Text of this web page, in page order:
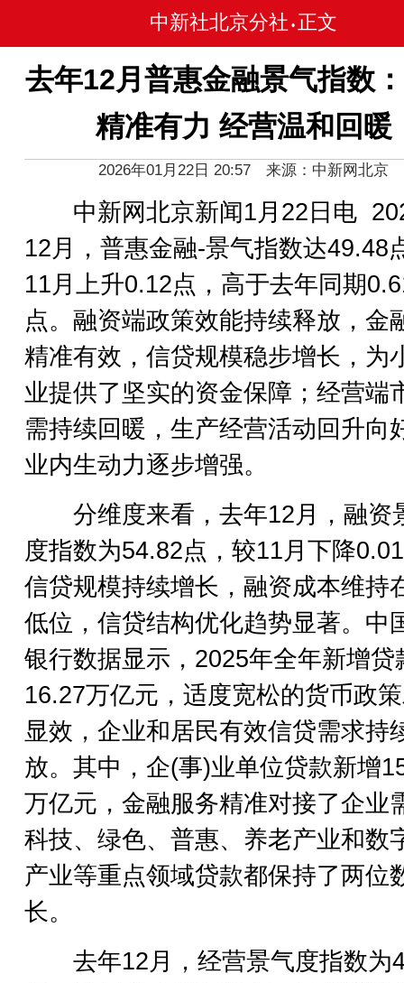
中新社北京分社 • 正文
去年12月普惠金融景气指数
精准有力 经营温和回暖
2026年01月22日 20:57 来源：中新网北京
中新网北京新闻1月22日电
12月，普惠金融-景气指数达49.48
11月上升0.12点，高于去年同期
点。融资端政策效能持续释放，金
精准有效，信贷规模稳步增长，为
业提供了坚实的资金保障；经营端
需持续回暖，生产经营活动回升向
业内生动力逐步增强。
分维度来看，去年12月，融资
度指数为54.82点，较11月下降
信贷规模持续增长，融资成本维持
低位，信贷结构优化趋势显著。中
银行数据显示，2025年全年新增贷
16.27万亿元，适度宽松的货币政
显效，企业和居民有效信贷需求持
放。其中，企(事)业单位贷款新增
万亿元，金融服务精准对接了企业
科技、绿色、普惠、养老产业和数
产业等重点领域贷款都保持了两位
长。
去年12月，经营景气度指数为